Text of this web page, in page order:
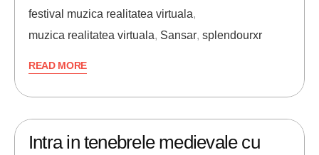
festival muzica realitatea virtuala,
muzica realitatea virtuala, Sansar, splendourxr
READ MORE
Intra in tenebrele medievale cu